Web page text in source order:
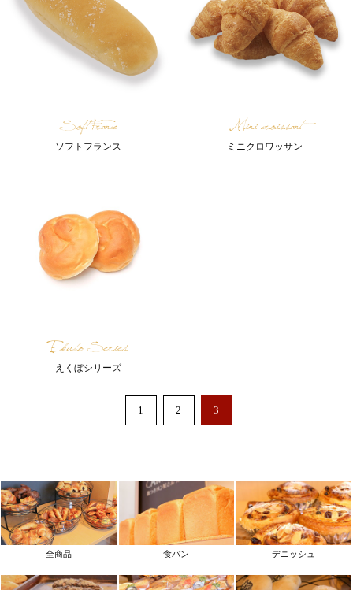
Soft France
ソフトフランス
Mini croissant
ミニクロワッサン
Ekubo Series
えくぼシリーズ
1 2 3
全商品 食パン デニッシュ